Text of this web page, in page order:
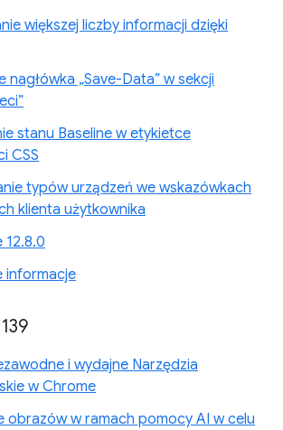
większej liczby informacji dzięki
nagłówka „Save-Data” w sekcji
stanu Baseline w etykietce
CSS
typów urządzeń we wskazówkach
klienta użytkownika
12.8.0
informacje
i wydajne Narzędzia
w Chrome
obrazów w ramach pomocy AI w celu